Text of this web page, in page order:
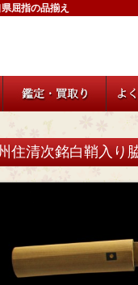
屈指の品揃え
住清次銘白鞘入り